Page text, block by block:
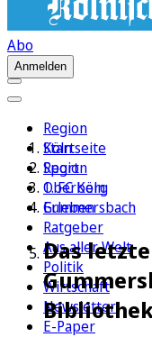
Abo
Anmelden
Region
Köln
Sport
1. FC Köln
Erleben
Ratgeber
Aus aller Welt
Politik
Wirtschaft
Newsletter
E-Paper
Startseite
Region
Oberberg
Gummersbach
Das